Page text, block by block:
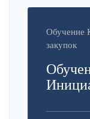
Обучение
закупок